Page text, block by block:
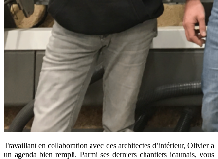
Travaillant en collaboration avec des architectes d’intérieur, Olivier a
un agenda bien rempli. Parmi ses derniers chantiers icaunais, vous